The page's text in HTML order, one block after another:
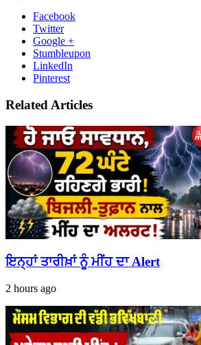
Facebook
Twitter
Google +
Stumbleupon
LinkedIn
Pinterest
Related Articles
ਇਨ੍ਹਾਂ ਤਾਰੀਖ਼ਾਂ ਨੂੰ ਮੀਂਹ ਦਾ Alert
2 hours ago